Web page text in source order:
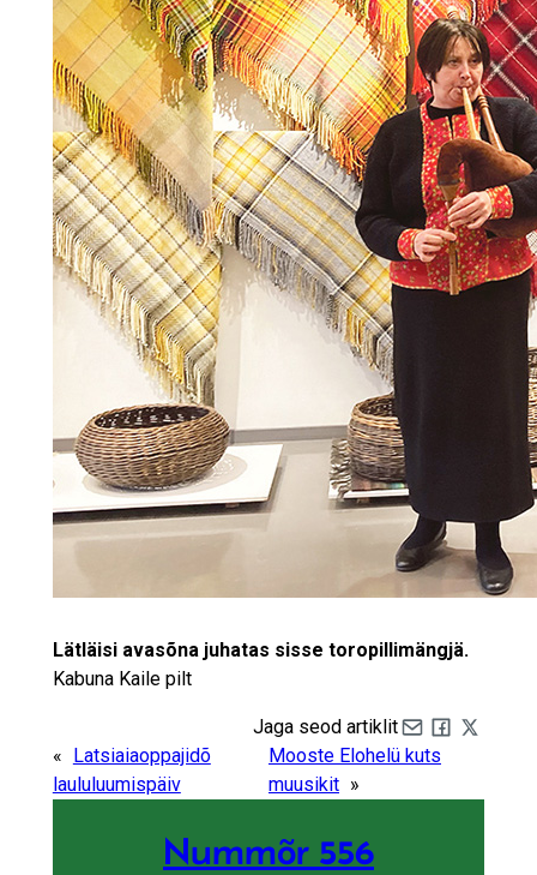
Lätläisi avasõna juhatas sisse toropillimängjä.
Kabuna Kaile pilt
Jaga seod artiklit
Share by e-mail
Share on
« Latsiaiaoppajidõ
laululuumispäiv
Mooste Elohelü kuts
muusikit »
Nummõr 556